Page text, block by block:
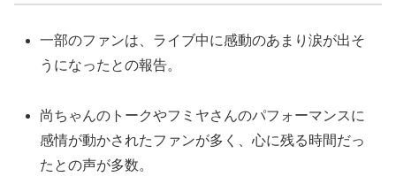
一部のファンは、ライブ中に感動のあまり涙が出そ
うになったとの報告。
尚ちゃんのトークやフミヤさんのパフォーマンスに
感情が動かされたファンが多く、心に残る時間だっ
たとの声が多数。